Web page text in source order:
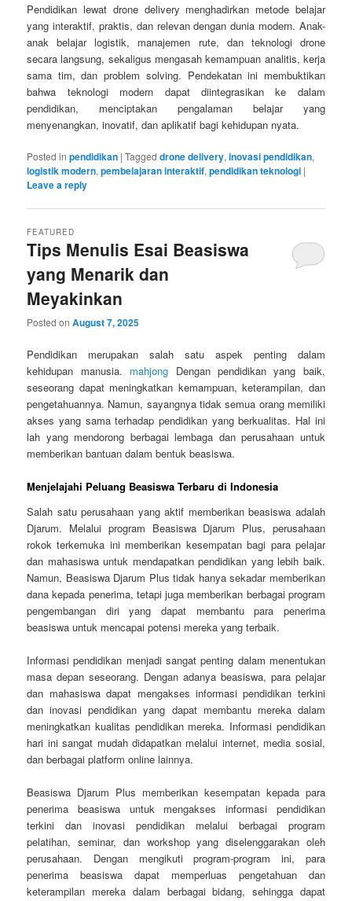
Pendidikan lewat drone delivery menghadirkan metode belajar
yang interaktif, praktis, dan relevan dengan dunia modern. Anak-
anak belajar logistik, manajemen rute, dan teknologi drone
secara langsung, sekaligus mengasah kemampuan analitis, kerja
sama tim, dan problem solving. Pendekatan ini membuktikan
bahwa teknologi modern dapat diintegrasikan ke dalam
pendidikan, menciptakan pengalaman belajar yang
menyenangkan, inovatif, dan aplikatif bagi kehidupan nyata.
Posted in pendidikan |Tagged drone delivery,inovasi pendidikan,
logistik modern,pembelajaran interaktif,pendidikan teknologi |
Leave a reply
Tips Menulis Esai Beasiswa
yang Menarik dan
Meyakinkan
FEATURED
Posted onAugust 7, 2025
Pendidikan merupakan salah satu aspek penting dalam
kehidupan manusia. mahjong Dengan pendidikan yang baik,
seseorang dapat meningkatkan kemampuan, keterampilan, dan
pengetahuannya. Namun, sayangnya tidak semua orang memiliki
akses yang sama terhadap pendidikan yang berkualitas. Hal ini
lah yang mendorong berbagai lembaga dan perusahaan untuk
memberikan bantuan dalam bentuk beasiswa.
Menjelajahi Peluang Beasiswa Terbaru di Indonesia
Salah satu perusahaan yang aktif memberikan beasiswa adalah
Djarum. Melalui program Beasiswa Djarum Plus, perusahaan
rokok terkemuka ini memberikan kesempatan bagi para pelajar
dan mahasiswa untuk mendapatkan pendidikan yang lebih baik.
Namun, Beasiswa Djarum Plus tidak hanya sekadar memberikan
dana kepada penerima, tetapi juga memberikan berbagai program
pengembangan diri yang dapat membantu para penerima
beasiswa untuk mencapai potensi mereka yang terbaik.
Informasi pendidikan menjadi sangat penting dalam menentukan
masa depan seseorang. Dengan adanya beasiswa, para pelajar
dan mahasiswa dapat mengakses informasi pendidikan terkini
dan inovasi pendidikan yang dapat membantu mereka dalam
meningkatkan kualitas pendidikan mereka. Informasi pendidikan
hari ini sangat mudah didapatkan melalui internet, media sosial,
dan berbagai platform online lainnya.
Beasiswa Djarum Plus memberikan kesempatan kepada para
penerima beasiswa untuk mengakses informasi pendidikan
terkini dan inovasi pendidikan melalui berbagai program
pelatihan, seminar, dan workshop yang diselenggarakan oleh
perusahaan. Dengan mengikuti program-program ini, para
penerima beasiswa dapat memperluas pengetahuan dan
keterampilan mereka dalam berbagai bidang, sehingga dapat